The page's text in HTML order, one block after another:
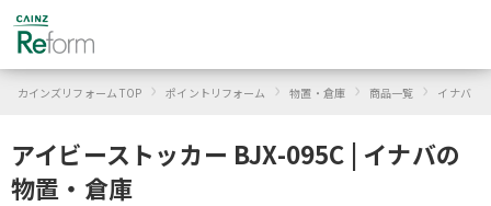
カインズリフォーム TOP › ポイントリフォーム › 物置・倉庫 › 商品一覧 › イナバ
アイビーストッカー BJX-095C | イナバの
物置・倉庫